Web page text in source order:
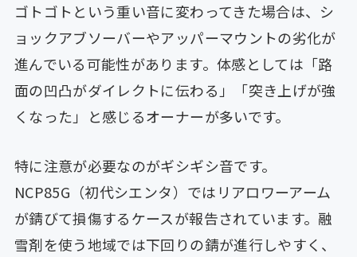
ゴトゴトという重い音に変わってきた場合は、シ
ョックアブソーバーやアッパーマウントの劣化が
進んでいる可能性があります。体感としては「路
面の凹凸がダイレクトに伝わる」「突き上げが強
くなった」と感じるオーナーが多いです。
特に注意が必要なのがギシギシ音です。
NCP85G（初代シエンタ）ではリアロワーアーム
が錆びて損傷するケースが報告されています。融
雪剤を使う地域では下回りの錆が進行しやすく、